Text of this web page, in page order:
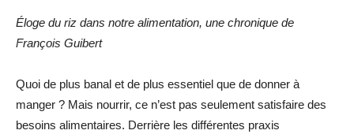
Éloge du riz dans notre alimentation, une chronique de
François Guibert
Quoi de plus banal et de plus essentiel que de donner à
manger ? Mais nourrir, ce n’est pas seulement satisfaire des
besoins alimentaires. Derrière les différentes praxis